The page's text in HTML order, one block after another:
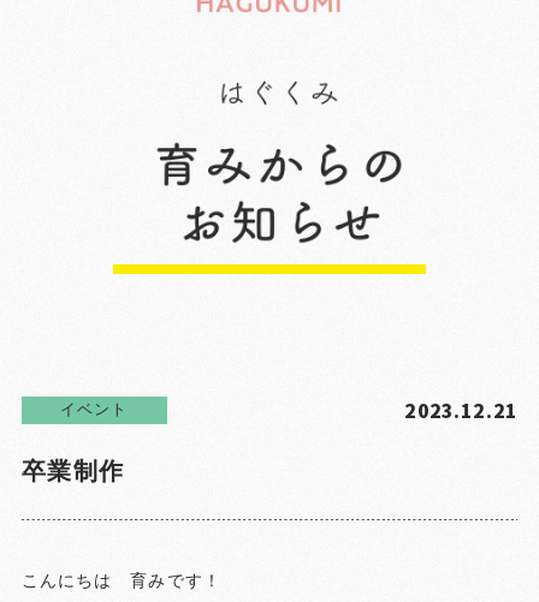
イベント 2023.12.21
卒業制作
こんにちは 育みです！